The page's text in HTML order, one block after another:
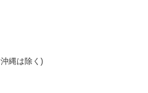
縄は除く)